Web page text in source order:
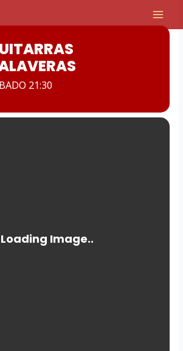
Main
21:30